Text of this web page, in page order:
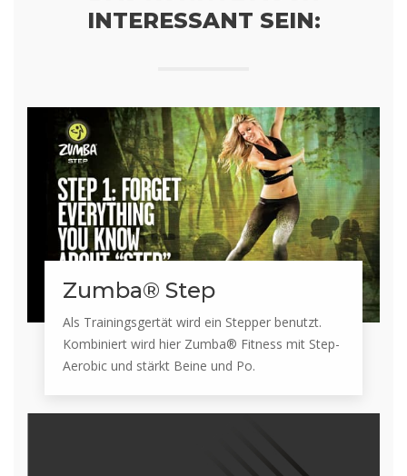
INTERESSANT SEIN:
Zumba® Step
Als Trainingsgertät wird ein Stepper benutzt.
Kombiniert wird hier Zumba® Fitness mit Step-
Aerobic und stärkt Beine und Po.